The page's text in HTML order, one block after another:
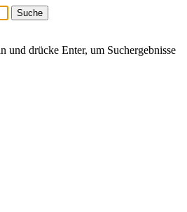
und drücke Enter, um Suchergebnisse